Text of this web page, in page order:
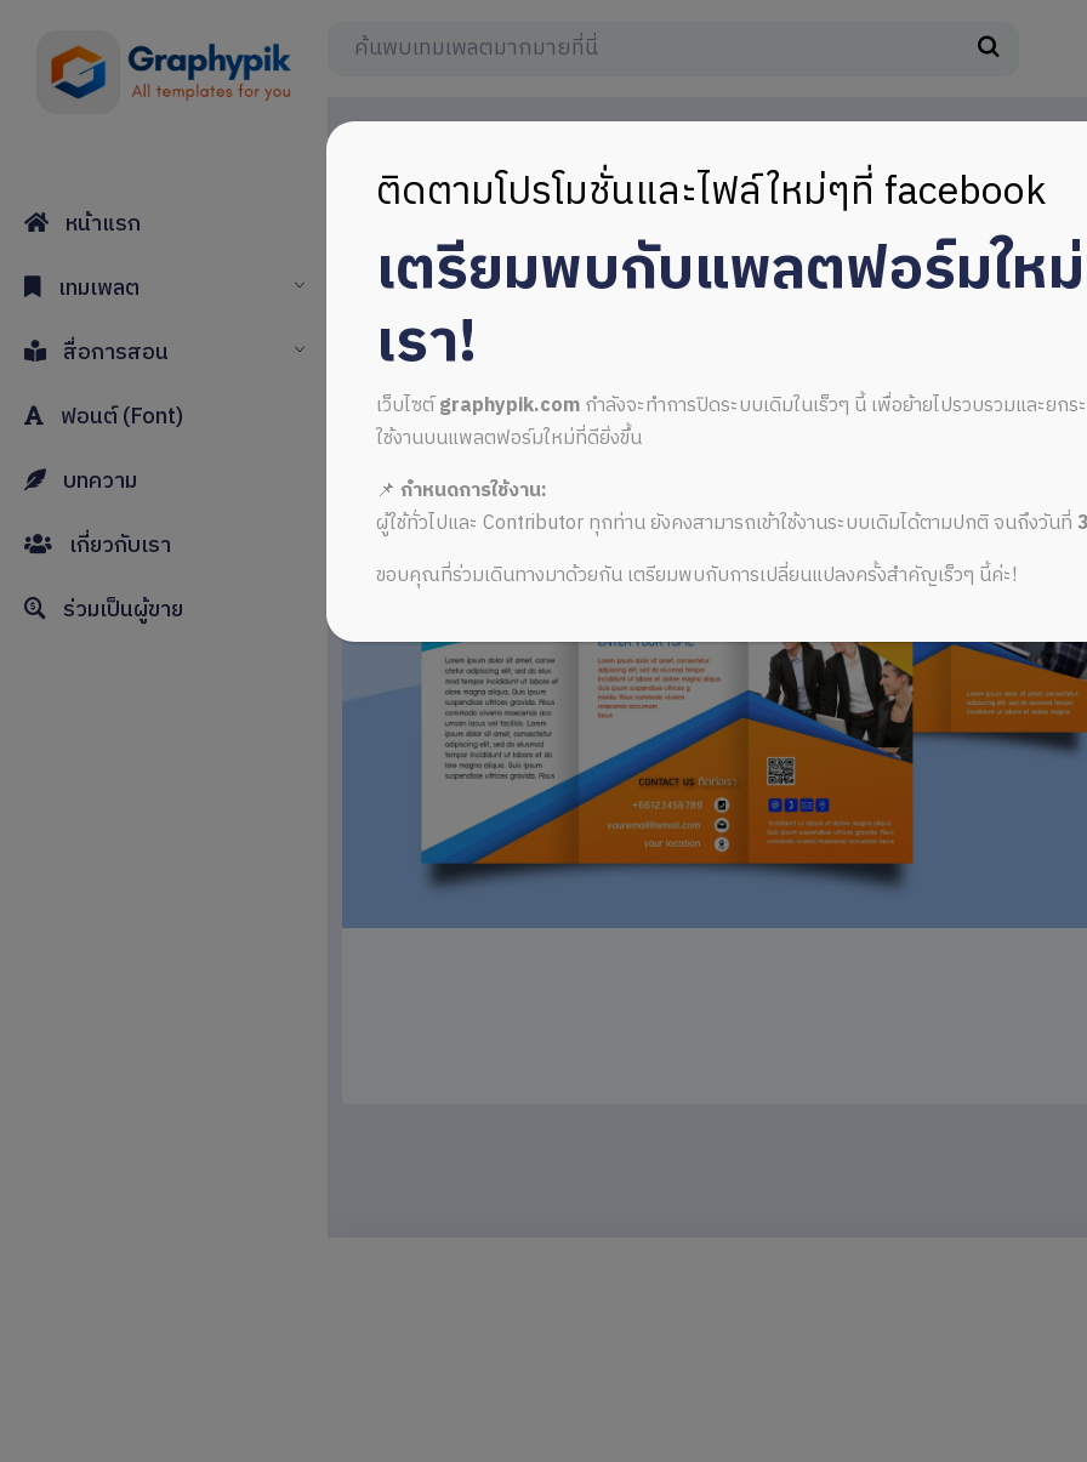
หน้าแรก
เทมเพลต
สื่อการสอน
ฟอนต์ (Font)
บทความ
เกี่ยวกับเรา
ร่วมเป็นผู้ขาย
ติดตามโปรโมชั่นและไฟล์ใหม่ๆที่ facebook
เตรียมพบกับแพลตฟอร์มให
เรา!
เว็บไซต์graphypik.comกำลังจะทำการปิดระบบเดิมในเร็วๆ นี้ เพื่อย้ายไปรวบรวมและยก
ใช้งานบนแพลตฟอร์มใหม่ที่ดียิ่งขึ้น
📌 กำหนดการใช้งาน:
ผู้ใช้ทั่วไปและ Contributor ทุกท่าน ยังคงสามารถเข้าใช้งานระบบเดิมได้ตามปกติ จนถึงวันที่
ขอบคุณที่ร่วมเดินทางมาด้วยกัน เตรียมพบกับการเปลี่ยนแปลงครั้งสำคัญเร็วๆ นี้ค่ะ!